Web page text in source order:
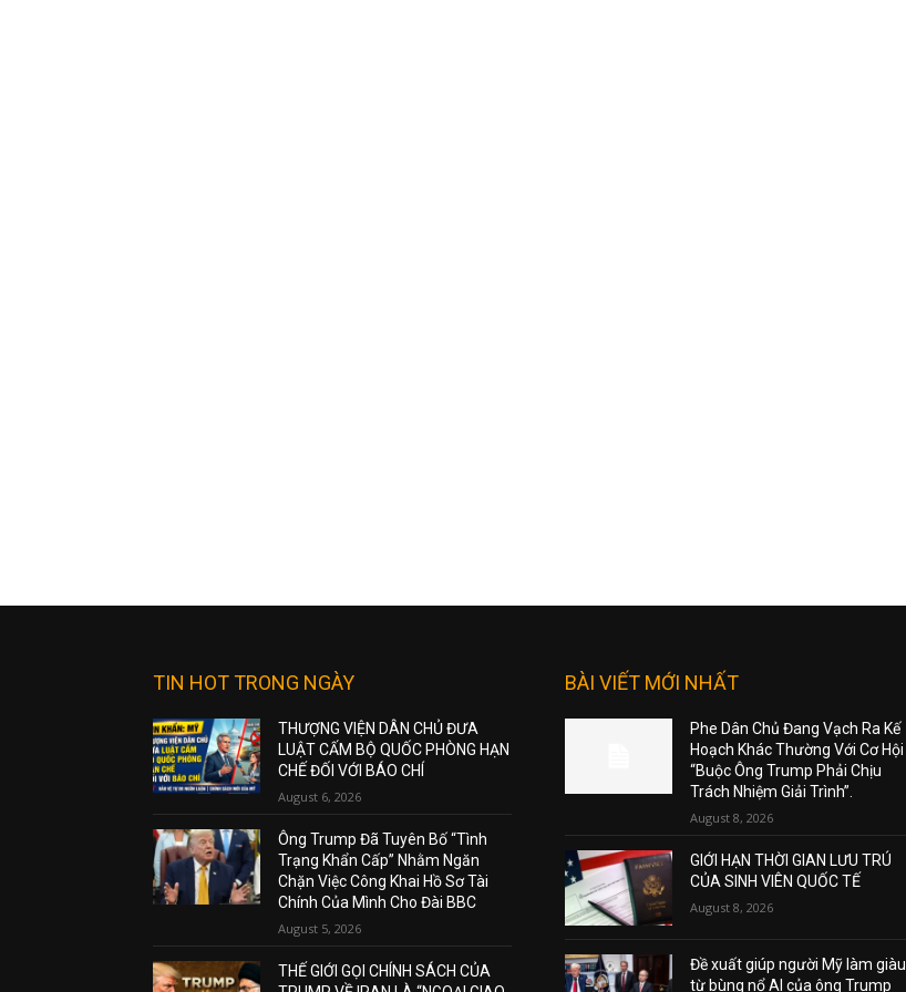
TIN HOT TRONG NGÀY
THƯỢNG VIỆN DÂN CHỦ ĐƯA
LUẬT CẤM BỘ QUỐC PHÒNG HẠN
CHẾ ĐỐI VỚI BÁO CHÍ
August 6, 2026
Ông Trump Đã Tuyên Bố “Tình
Trạng Khẩn Cấp” Nhằm Ngăn
Chặn Việc Công Khai Hồ Sơ Tài
Chính Của Mình Cho Đài BBC
August 5, 2026
THẾ GIỚI GỌI CHÍNH SÁCH CỦA
BÀI VIẾT MỚI NHẤT
Phe Dân Chủ Đang Vạch Ra Kế
Hoạch Khác Thường Với Cơ Hội
“Buộc Ông Trump Phải Chịu
Trách Nhiệm Giải Trình”.
August 8, 2026
GIỚI HẠN THỜI GIAN LƯU TRÚ
CỦA SINH VIÊN QUỐC TẾ
August 8, 2026
Đề xuất giúp người Mỹ làm giàu
từ bùng nổ AI của ông Trump